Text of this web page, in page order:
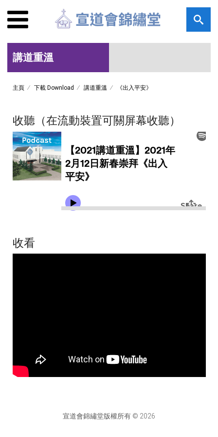
講道重溫
主頁 下載 Download 講道重溫 《出入平安》
收聽（在流動裝置可關屏幕收聽）
收看
宣道會錦繡堂版權所有 © 2026